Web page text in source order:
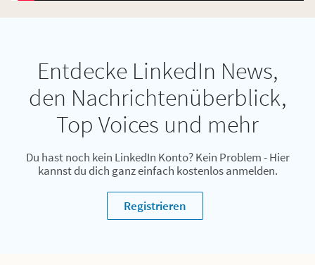
Entdecke LinkedIn News,
den Nachrichtenüberblick,
Top Voices und mehr
Du hast noch kein LinkedIn Konto? Kein Problem - Hier
kannst du dich ganz einfach kostenlos anmelden.
Registrieren